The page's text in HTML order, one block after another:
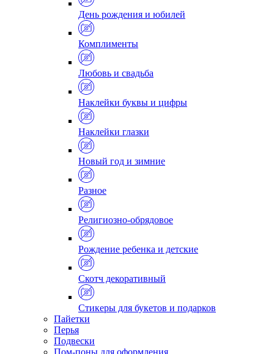
День рождения и юбилей
Комплименты
Любовь и свадьба
Наклейки буквы и цифры
Наклейки глазки
Новый год и зимние
Разное
Религиозно-обрядовое
Рождение ребенка и детские
Скотч декоративный
Стикеры для букетов и подарков
Пайетки
Перья
Подвески
Пом-поны для оформления